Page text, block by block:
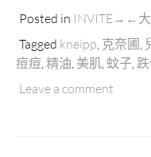
Posted in INVITE→←大
Tagged kneipp 克奈圃
痘痘 精油 美肌 蚊子
Leave a comment